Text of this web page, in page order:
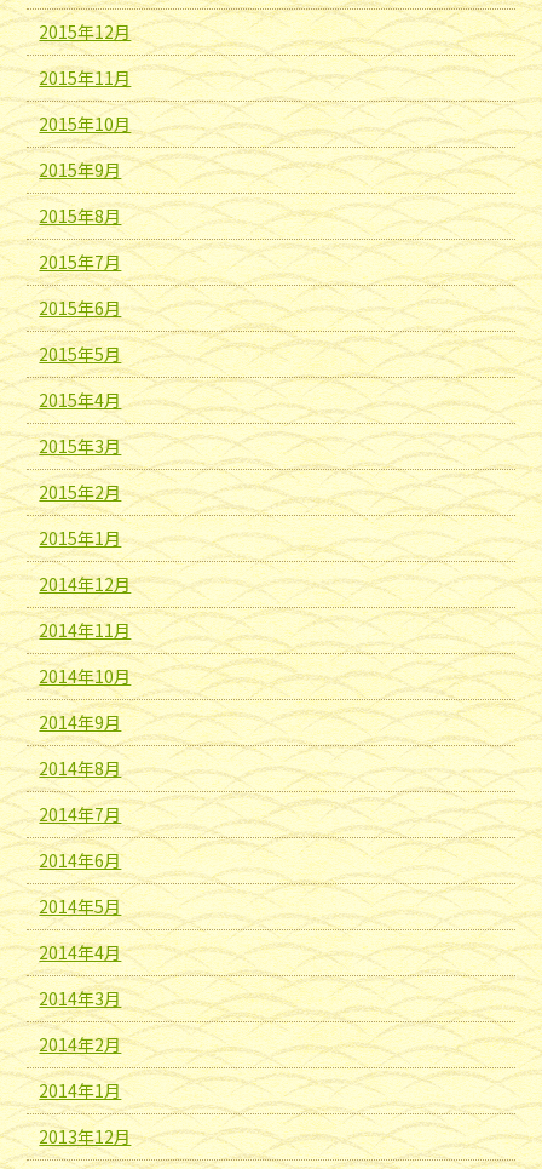
2015年12月
2015年11月
2015年10月
2015年9月
2015年8月
2015年7月
2015年6月
2015年5月
2015年4月
2015年3月
2015年2月
2015年1月
2014年12月
2014年11月
2014年10月
2014年9月
2014年8月
2014年7月
2014年6月
2014年5月
2014年4月
2014年3月
2014年2月
2014年1月
2013年12月